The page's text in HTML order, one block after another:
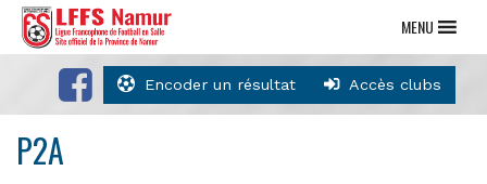
Encoder un résultat Accès clubs
MENU
P2A